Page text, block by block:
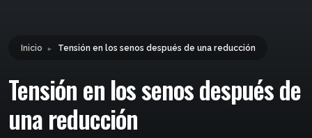
Inicio ► Tensión en los senos después de una reducción
Tensión en los senos después de
una reducción